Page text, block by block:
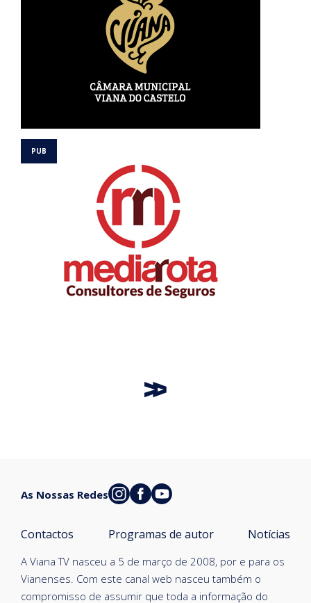
A Viana TV nasceu a 5 de março de 2008, por e para os
Vianenses. Com este canal web nasceu também o
compromisso de assumir que toda a informação do
Contactos Programas de autor Notícias
As Nossas Redes